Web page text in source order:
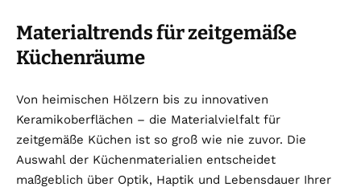
Materialtrends für zeitgemäße
Küchenräume
Von heimischen Hölzern bis zu innovativen
Keramikoberflächen – die Materialvielfalt für
zeitgemäße Küchen ist so groß wie nie zuvor. Die
Auswahl der Küchenmaterialien entscheidet
maßgeblich über Optik, Haptik und Lebensdauer Ihrer